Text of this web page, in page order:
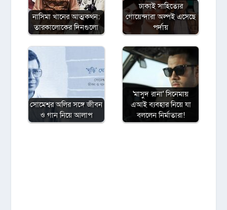
নাসিমা খানের আত্মকথন:
তারকালোকের দিনগুলো
ঢাকাই সাহিত্যের
গোয়েন্দারা অল্পই এসেছে
পর্দায়
সোমেশ্বর অলির সঙ্গে জীবন
ও গান নিয়ে আলাপ
'মাসুদ রানা' সিনেমায়
এআই ব্যবহার নিয়ে যা
বললেন নির্মাতারা!